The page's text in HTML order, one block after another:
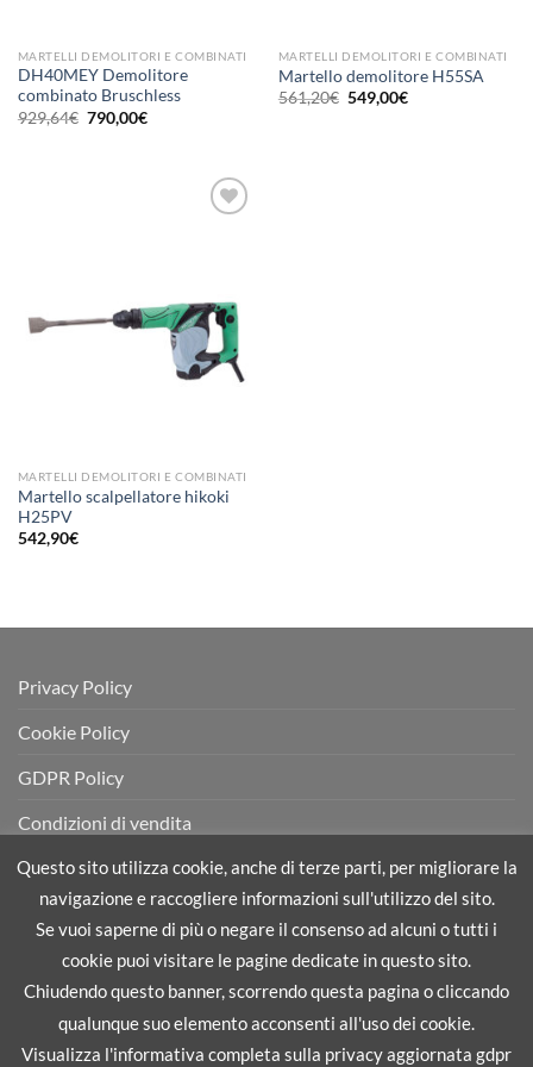
MARTELLI DEMOLITORI E COMBINATI
DH40MEY Demolitore
combinato Bruschless
929,64€ Il
prezzo
790,00€Il
MARTELLI DEMOLITORI E COMBINATI
Martello demolitore H55SA
561,20€ Il
prezzo
549,00€Il
dei
desideri
MARTELLI DEMOLITORI E COMBINATI
Martello scalpellatore hikoki
H25PV
542,90€
Privacy Policy
Cookie Policy
GDPR Policy
Condizioni di vendita
PRIVACY POLICY COOKIE POLICY
GDPR POLICY
CONDIZIONI DI VENDITA
Questo sito utilizza cookie, anche di terze parti, per migliorare la
navigazione e raccogliere informazioni sull'utilizzo del sito.
Se vuoi saperne di più o negare il consenso ad alcuni o tutti i
cookie puoi visitare le pagine dedicate in questo sito.
Chiudendo questo banner, scorrendo questa pagina o cliccando
qualunque suo elemento acconsenti all'uso dei cookie.
Visualizza l'informativa completa sulla privacy aggiornata gdpr